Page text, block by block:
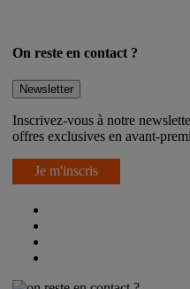
On reste en contact ?
Newsletter
Inscrivez-vous à notre
offres exclusives en avant-
Je m'inscris